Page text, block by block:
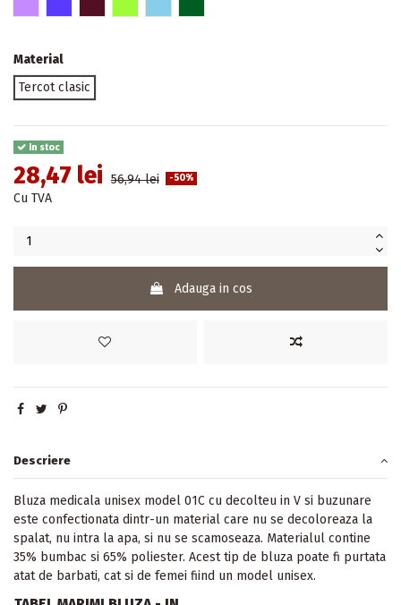
Material
Tercot clasic
In stoc
28,47 lei 56,94 lei -50%
Cu TVA
Adauga in cos
Descriere
Bluza medicala unisex model 01C cu decolteu in V si buzunare
este confectionata dintr-un material care nu se decoloreaza la
spalat, nu intra la apa, si nu se scamoseaza. Materialul contine
35% bumbac si 65% poliester. Acest tip de bluza poate fi purtata
atat de barbati, cat si de femei fiind un model unisex.